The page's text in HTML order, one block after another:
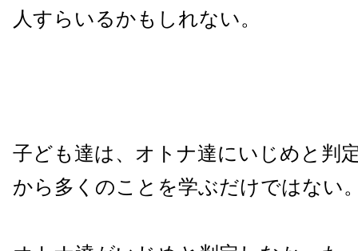
人すらいるかもしれない。
子ども達は、オトナ達にいじめと判
から多くのことを学ぶだけではない